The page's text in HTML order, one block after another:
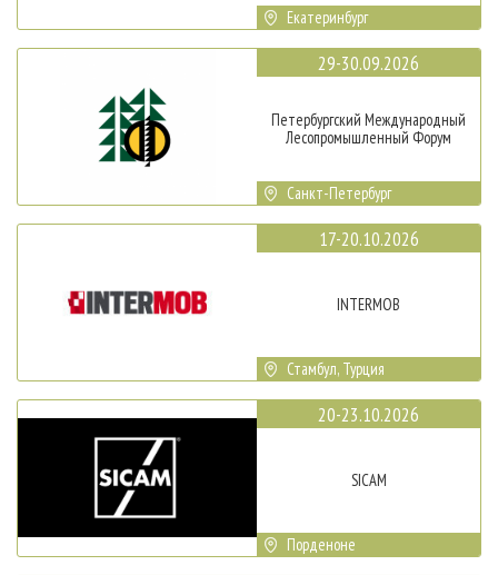
Екатеринбург
29-30.09.2026
Петербургский Международный
Лесопромышленный Форум
Санкт-Петербург
17-20.10.2026
INTERMOB
Стамбул, Турция
20-23.10.2026
SICAM
Порденоне